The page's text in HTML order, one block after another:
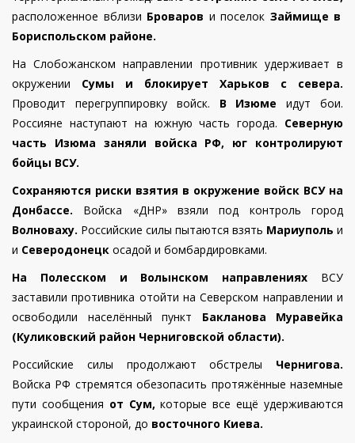
расположенное вблизи Броваров и поселок Займище в
Бориспольском районе.
На Слобожанском направлении противник удерживает в
окружении Сумы и блокирует Харьков с севера.
Проводит перегруппировку войск. В Изюмеидут бои.
Россияне наступают на южную часть города. Северную
часть Изюма заняли войска РФ, юг контролируют
бойцы ВСУ.
Сохраняются риски взятия в окружение войск ВСУ на
Донбассе. Войска «ДНР» взяли под контроль город
Волноваху. Российские силы пытаются взять Мариуполь и
и Северодонецк осадой и бомбардировками.
На Полесском и Волынском направлениях ВСУ
заставили противника отойти на Северском направлении и
освободили населённый пункт Бакланова Муравейка
(Куликовский район Черниговской области).
Российские силы продолжают обстрелы Чернигова.
Войска РФ стремятся обезопасить протяжённые наземные
пути сообщения от Сум,которые все ещё удерживаются
украинской стороной, до восточного Киева.